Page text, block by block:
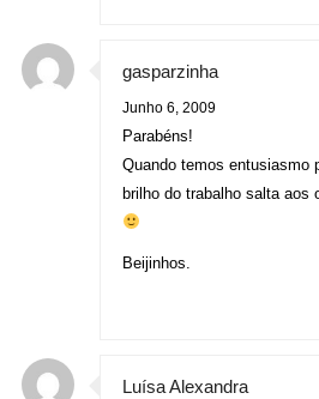
gasparzinha
Junho 6, 2009
Parabéns!
Quando temos entusiasmo
brilho do trabalho salta aos
Beijinhos.
Luísa Alexandra